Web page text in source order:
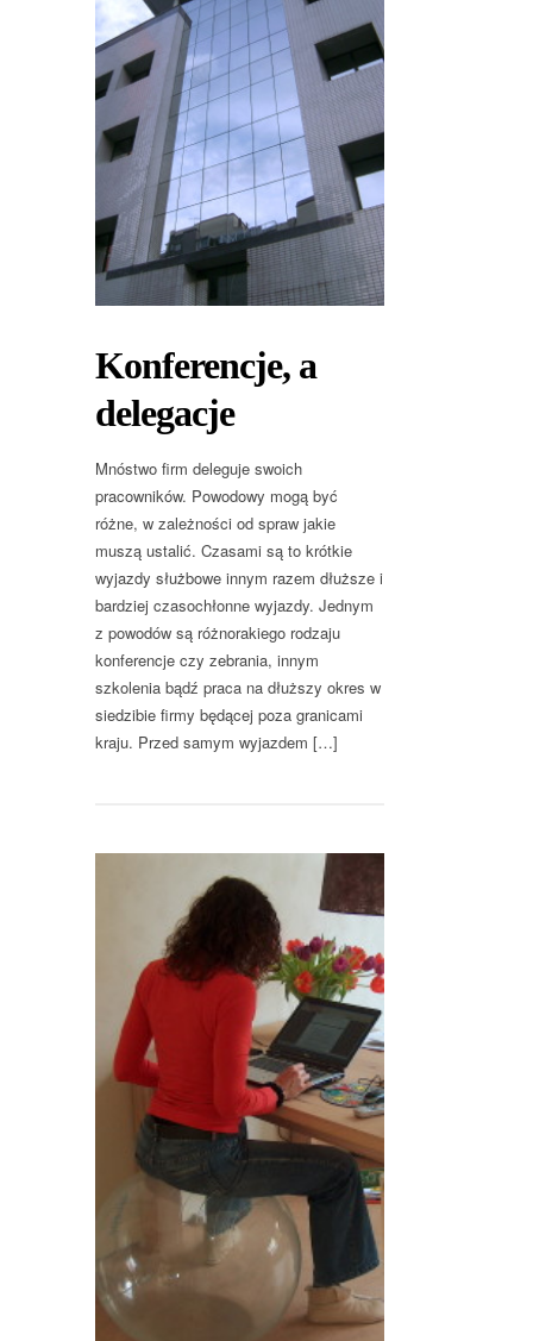
Konferencje, a
delegacje
Mnóstwo firm deleguje swoich
pracowników. Powodowy mogą być
różne, w zależności od spraw jakie
muszą ustalić. Czasami są to krótkie
wyjazdy służbowe innym razem dłuższe i
bardziej czasochłonne wyjazdy. Jednym
z powodów są różnorakiego rodzaju
konferencje czy zebrania, innym
szkolenia bądź praca na dłuższy okres w
siedzibie firmy będącej poza granicami
kraju. Przed samym wyjazdem […]